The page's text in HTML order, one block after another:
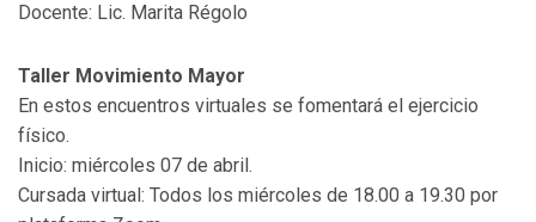
Docente: Lic. Marita Régolo
Taller Movimiento Mayor
En estos encuentros virtuales se fomentará el ejercicio
físico.
Inicio: miércoles 07 de abril.
Cursada virtual: Todos los miércoles de 18.00 a 19.30 por